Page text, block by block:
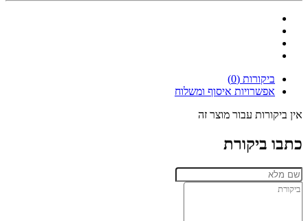
ביקורות (0)
אפשרויות איסוף ומשלוח
אין ביקורות עבור מוצר זה
כתבו ביקורת